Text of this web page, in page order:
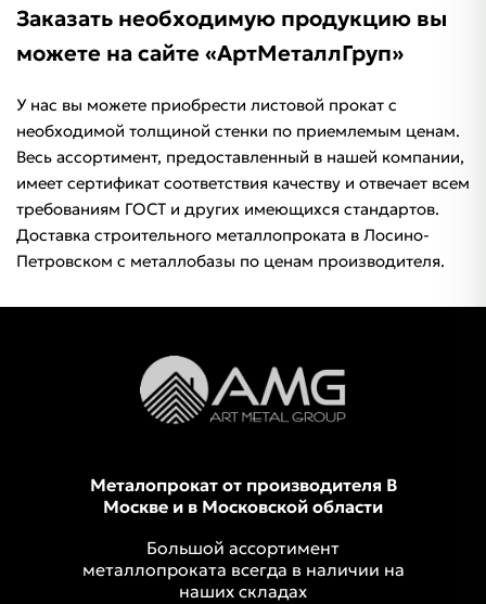
Заказать необходимую продукцию вы
можете на сайте «АртМеталлГруп»
У нас вы можете приобрести листовой прокат с
необходимой толщиной стенки по приемлемым ценам.
Весь ассортимент, предоставленный в нашей компании,
имеет сертификат соответствия качеству и отвечает всем
требованиям ГОСТ и других имеющихся стандартов.
Доставка строительного металлопроката в Лосино-
Петровском с металлобазы по ценам производителя.
Металопрокат от производителя В
Москве и в Московской области
Большой ассортимент
металлопроката всегда в наличии на
наших складах